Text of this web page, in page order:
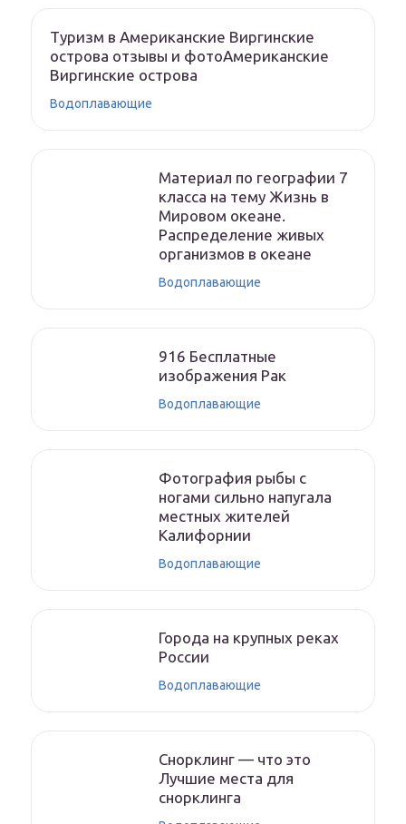
Туризм в Американские Виргинские
острова отзывы и фотоАмериканские
Виргинские острова
Водоплавающие
Материал по географии 7
класса на тему Жизнь в
Мировом океане.
Распределение живых
организмов в океане
Водоплавающие
916 Бесплатные
изображения Рак
Водоплавающие
Фотография рыбы с
ногами сильно напугала
местных жителей
Калифорнии
Водоплавающие
Города на крупных реках
России
Водоплавающие
Снорклинг — что это
Лучшие места для
снорклинга